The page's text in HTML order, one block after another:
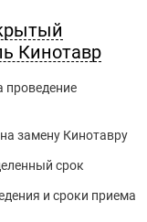
Кинотавр
проведение
замену Кинотавру
срок
и сроки приема